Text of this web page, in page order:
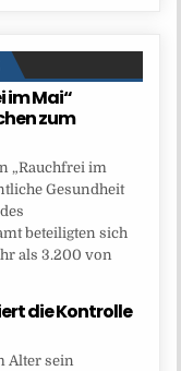
im Mai“
zum
„Rauchfrei im
Gesundheit
beteiligten sich
als 3.200 von
die Kontrolle
Alter sein